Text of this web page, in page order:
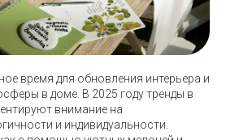
время для обновления интерьера и
в доме. В 2025 году тренды в
внимание на
и индивидуальности.